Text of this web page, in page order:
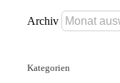
Archiv
Kategorien